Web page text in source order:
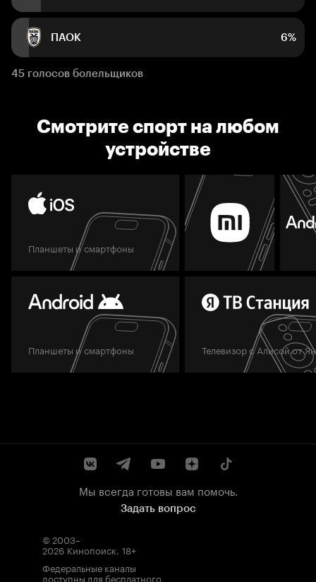
ПАОК 6%
45 голосов болельщиков
Смотрите спорт на любом
устройстве
Планшеты и смартфоны
Планшеты и смартфоны Телевизор с Алисой от
Мы всегда готовы вам помочь.
Задать вопрос
© 2003–
2026 Кинопоиск 18+
Федеральные каналы
доступны для бесплатного